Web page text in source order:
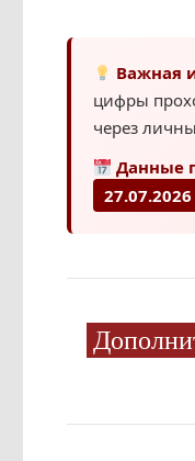
Важная
цифры
через
Данные
27.07.2026